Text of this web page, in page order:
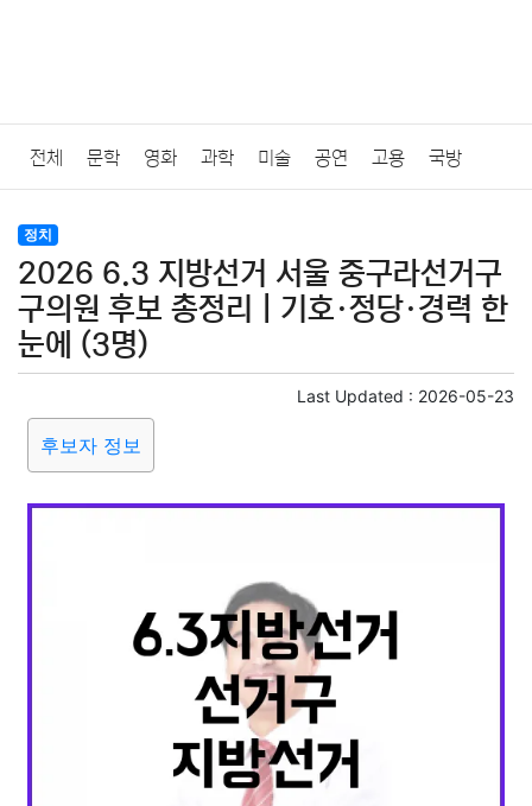
전체 문학 영화 과학 미술 공연 고용 국방
법률
질병 가요 방송 일상 주식 암호화폐 블록체인
결혼 육아 반려동물
요리 상품리뷰
외국어 교육 교통 생활 기타
정치
2026 6.3 지방선거 서울 중구라선거구
구의원 후보 총정리｜기호·정당·경력 한
눈에 (3명)
Last Updated : 2026-05-23
후보자 정보